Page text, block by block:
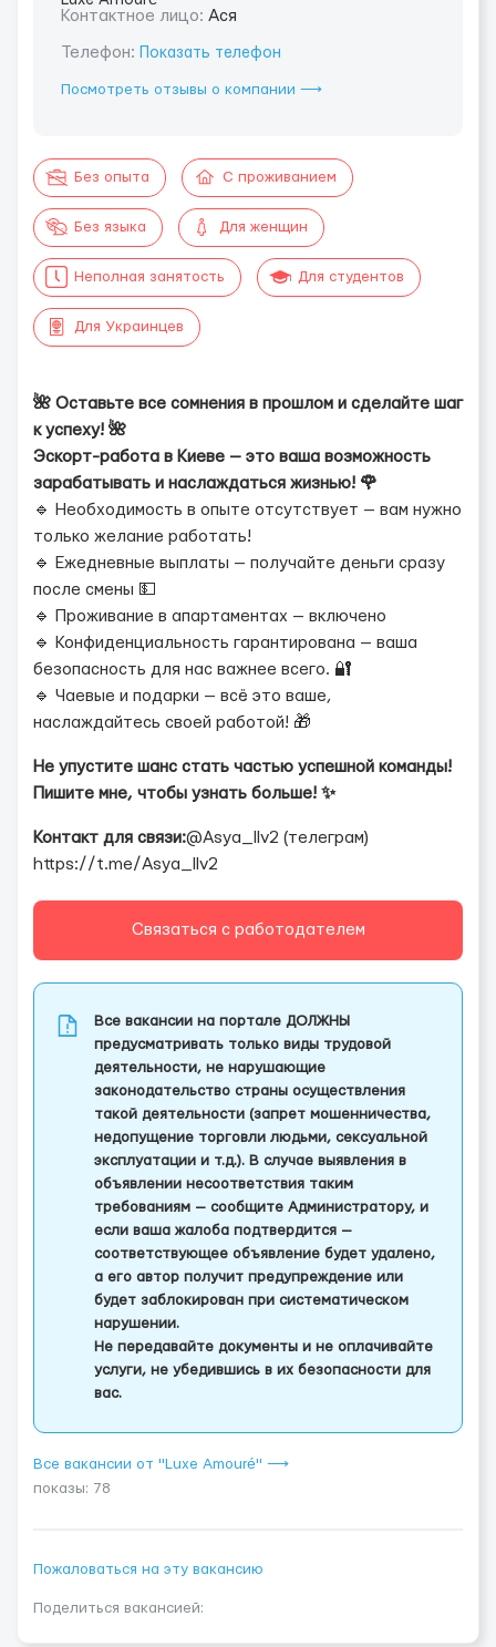
Контактное лицо: Ася
Телефон: Показать телефон
Посмотреть отзывы о компании ⟶
Без опыта С проживанием
Без языка Для женщин
Неполная занятость Для студентов
Для Украинцев
🌺 Оставьте все сомнения в прошлом и сделайте шаг
к успеху! 🌺
Эскорт-работа в Киеве — это ваша возможность
зарабатывать и наслаждаться жизнью! 🌹
🔹 Необходимость в опыте отсутствует — вам нужно
только желание работать!
🔹 Ежедневные выплаты — получайте деньги сразу
после смены 💵
🔹 Проживание в апартаментах — включено
🔹 Конфиденциальность гарантирована — ваша
безопасность для нас важнее всего. 🔐
🔹 Чаевые и подарки — всё это ваше,
наслаждайтесь своей работой! 🎁
Не упустите шанс стать частью успешной команды!
Пишите мне, чтобы узнать больше! ✨
Контакт для связи:@Asya_llv2 (телеграм)
https://t.me/Asya_llv2
Связаться с работодателем
Все вакансии на портале ДОЛЖНЫ
предусматривать только виды трудовой
деятельности, не нарушающие
законодательство страны осуществления
такой деятельности (запрет мошенничества,
недопущение торговли людьми, сексуальной
эксплуатации и т.д.). В случае выявления в
объявлении несоответствия таким
требованиям — сообщите Администратору, и
если ваша жалоба подтвердится —
соответствующее объявление будет удалено,
а его автор получит предупреждение или
будет заблокирован при систематическом
нарушении.
Не передавайте документы и не оплачивайте
услуги, не убедившись в их безопасности для
вас.
Все вакансии от "Luxe Amouré" ⟶
показы: 78
Пожаловаться на эту вакансию
Поделиться вакансией: